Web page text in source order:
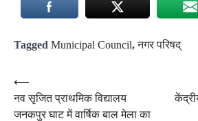
Tagged Municipal Council,नगर परिषद्
Post
navigation
⟵
नव सृजित प्राथमिक विद्यालय
जनकपुर घाट में वार्षिक बाल मेला का